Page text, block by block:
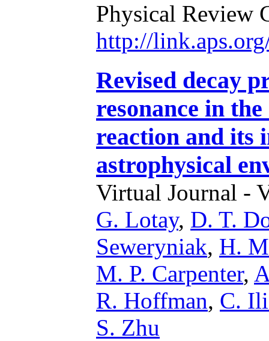
Physical Review
http://
Revised decay
resonance in
reaction and its
astrophysical
Virtual Journal -
G. Lotay, D. T.
Seweryniak, H.
M. P. Carpenter,
R. Hoffman, C.
S. Zhu